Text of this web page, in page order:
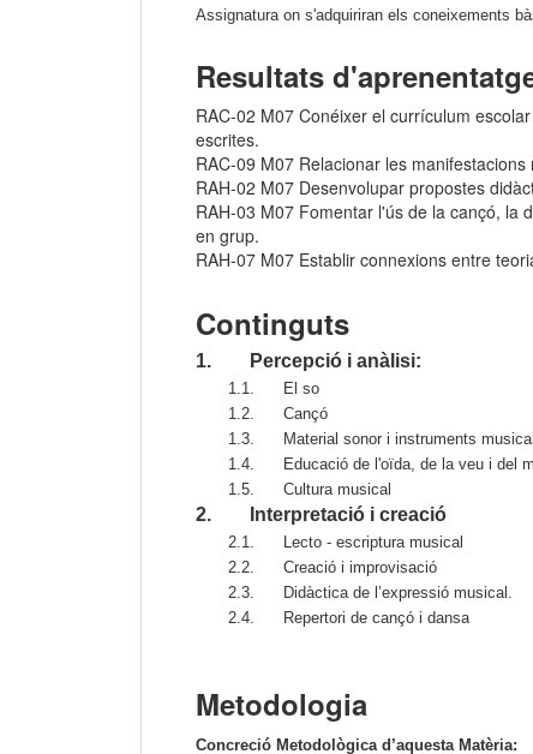
Assignatura on s'adquiriran els coneixements
Resultats
RAC-02 M07 Conéixer el currículum
escrites.
RAC-09 M07 Relacionar les
RAH-02 M07 Desenvolupar propostes
RAH-03 M07 Fomentar l'ús de la cançó, la
en grup.
RAH-07 M07 Establir connexions entre
Continguts
1. Percepció i anàlisi:
1.1.
El so
1.2.
Cançó
1.3.
Material sonor i instruments
1.4.
Educació de l'oïda, de la veu i del
1.5.
Cultura musical
2. Interpretació i creació
2.1.
Lecto - escriptura musical
2.2.
Creació i improvisació
2.3.
Didàctica de l’expressió musical.
2.4.
Repertori de cançó i dansa
Metodologia
Concreció Metodològica d’aquesta Matèria: